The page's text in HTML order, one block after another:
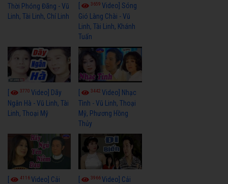
Thời Phóng Đãng - Vũ
Linh, Tài Linh, Chí Linh
3659Video] Sóng
Gió Làng Chài - Vũ
Linh, Tài Linh, Khánh
Tuấn
3770 Video] Dãy
Ngân Hà - Vũ Linh, Tài
Linh, Thoại Mỹ
3442Video] Nhạc
Tình - Vũ Linh, Thoại
Mỹ, Phương Hồng
Thủy
4116Video] Cải
3966Video] Cải